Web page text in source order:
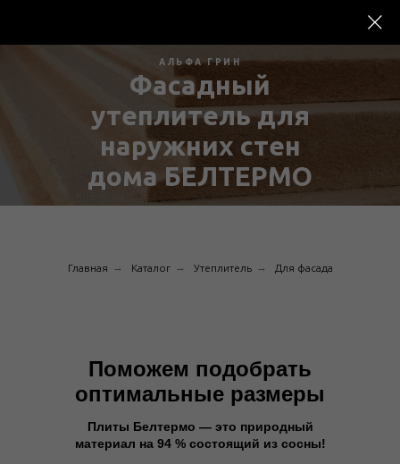
Фасадный
утеплитель для
наружних стен
дома БЕЛТЕРМО
АЛЬФА ГРИН
Главная → Каталог → Утеплитель → Для фасада
Поможем подобрать
оптимальные размеры
Плиты Белтермо — это природный
материал на 94 % состоящий из сосны!